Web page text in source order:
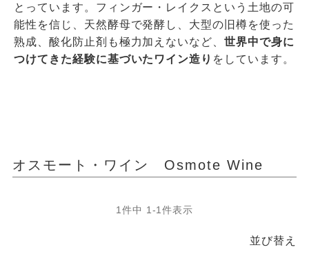
とっています。フィンガー・レイクスという土地の可
能性を信じ、天然酵母で発酵し、大型の旧樽を使った
熟成、酸化防止剤も極力加えないなど、世界中で身に
つけてきた経験に基づいたワイン造り をしています。
オスモート・ワイン Osmote Wine
並び替え
1 件中 1 -1件表示